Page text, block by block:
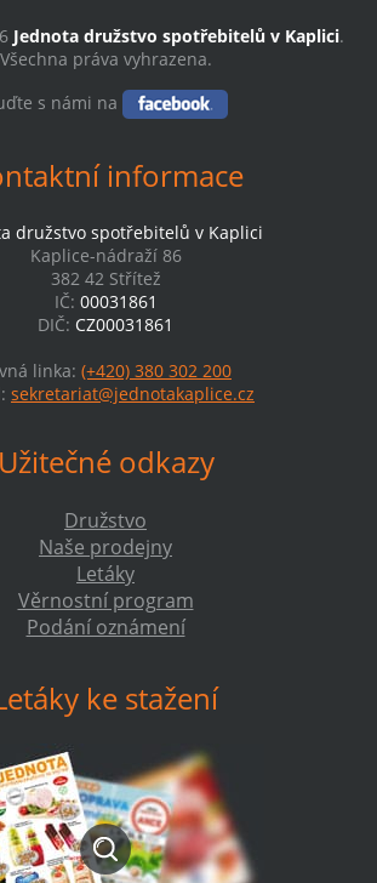
Jednota družstvo spotřebitelů v Kaplici.
Všechna práva vyhrazena.
s námi na
informace
družstvo spotřebitelů v Kaplici
Kaplice-nádraží 86
382 42 Střítež
IČ: 00031861
DIČ: CZ00031861
linka: (+420) 380 302 200
sekretariat@jednotakaplice.cz
Užitečné odkazy
Družstvo
Naše prodejny
Letáky
Věrnostní program
Podání oznámení
ke stažení